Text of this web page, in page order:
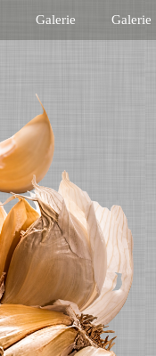
Galerie Galerie